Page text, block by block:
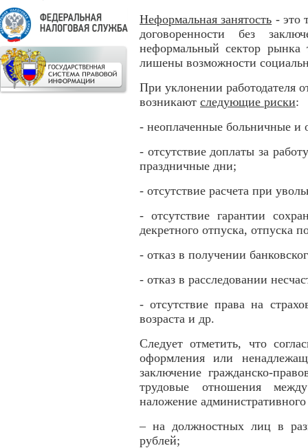
Неформальная занятость - это
договоренности без
неформальный сектор рынка
лишены возможности
При уклонении работодателя
возникают следующие риски:
- неоплаченные больничные и
- отсутствие доплаты за
праздничные дни;
- отсутствие расчета при
- отсутствие гарантии
декретного отпуска, отпуска
- отказ в получении
- отказ в расследовании
- отсутствие права на
возраста и др.
Следует отметить, что
оформления или
заключение гражданско-
трудовые отношения
наложение
– на должностных лиц в
рублей;